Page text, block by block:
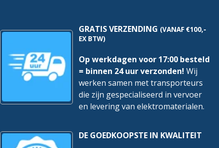
GRATIS VERZENDING (VANAF €100,-
EX BTW)
Op werkdagen voor 17:00 besteld
= binnen 24 uur verzonden! Wij
werken samen met transporteurs
die zijn gespecialiseerd in vervoer
en levering van elektromaterialen.
DE GOEDKOOPSTE IN KWALITEIT